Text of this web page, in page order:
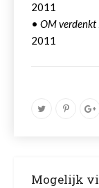
2011
• OM
2011
Mogelijk